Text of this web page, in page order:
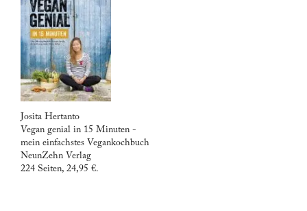
Josita Hertanto
Vegan genial in 15 Minuten -
mein einfachstes Vegankochbuch
NeunZehn Verlag
224 Seiten, 24,95 €.